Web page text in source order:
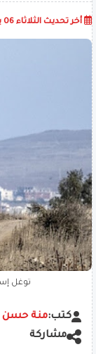
أخر تحديث الثلاثاء 06 يناير 2026
توغل
كتب:منة حسن
مشاركة